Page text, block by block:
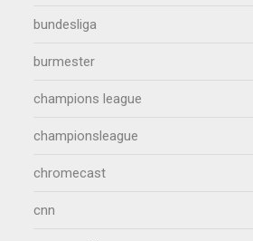
bundesliga
burmester
champions league
championsleague
chromecast
cnn